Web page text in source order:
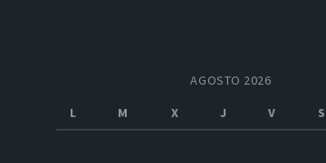
AGOSTO 2026
L
M X J V S